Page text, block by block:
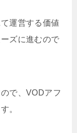
運営する価値
ズに進むので
で、VODアフ
。